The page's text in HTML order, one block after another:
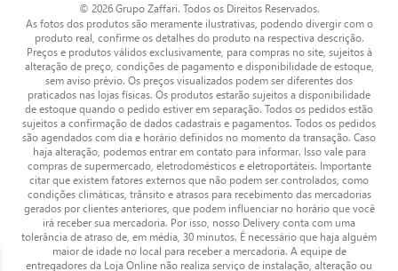
© 2026 Grupo Zaffari. Todos os Direitos Reservados.
As fotos dos produtos são meramente ilustrativas, podendo divergir com o
produto real, confirme os detalhes do produto na respectiva descrição.
Preços e produtos válidos exclusivamente, para compras no site, sujeitos à
alteração de preço, condições de pagamento e disponibilidade de estoque,
sem aviso prévio. Os preços visualizados podem ser diferentes dos
praticados nas lojas físicas. Os produtos estarão sujeitos a disponibilidade
de estoque quando o pedido estiver em separação. Todos os pedidos estão
sujeitos a confirmação de dados cadastrais e pagamentos. Todos os pedidos
são agendados com dia e horário definidos no momento da transação. Caso
haja alteração, podemos entrar em contato para informar. Isso vale para
compras de supermercado, eletrodomésticos e eletroportáteis. Importante
citar que existem fatores externos que não podem ser controlados, como
condições climáticas, trânsito e atrasos para recebimento das mercadorias
gerados por clientes anteriores, que podem influenciar no horário que você
irá receber sua mercadoria. Por isso, nosso Delivery conta com uma
tolerância de atraso de, em média, 30 minutos. É necessário que haja alguém
maior de idade no local para receber a mercadoria. A equipe de
entregadores da Loja Online não realiza serviço de instalação, alteração ou